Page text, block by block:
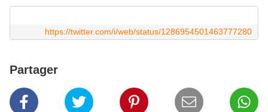
https://twitter.com/i/web/status/1286954501463777280
Partager